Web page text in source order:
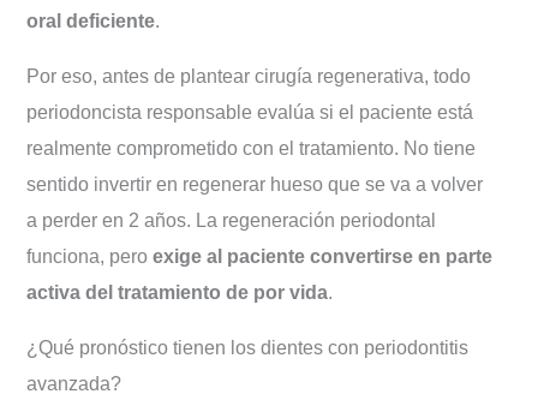
oral deficiente.
Por eso, antes de plantear cirugía regenerativa, todo
periodoncista responsable evalúa si el paciente está
realmente comprometido con el tratamiento. No tiene
sentido invertir en regenerar hueso que se va a volver
a perder en 2 años. La regeneración periodontal
funciona, peroexige al paciente convertirse en parte
activa del tratamiento de por vida.
¿Qué pronóstico tienen los dientes con periodontitis
avanzada?